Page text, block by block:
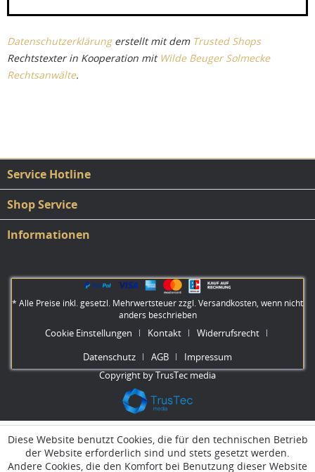
Datenschutzerklärungerstellt mit dem Trusted Shops
Rechtstexter in Kooperation mit Wilde Beuger Solmecke
Rechtsanwälte.
Service Hotline
Shop Service
Informationen
* Alle Preise inkl. gesetzl. Mehrwertsteuer zzgl.Versandkosten, wenn nicht
anders beschrieben
Cookie Einstellungen Kontakt
Widerrufsrecht
Datenschutz
AGB
Impressum
Copyright by TrusTec media
Diese Website benutzt Cookies, die für den technischen Betrieb
der Website erforderlich sind und stets gesetzt werden.
Andere Cookies, die den Komfort bei Benutzung dieser Website